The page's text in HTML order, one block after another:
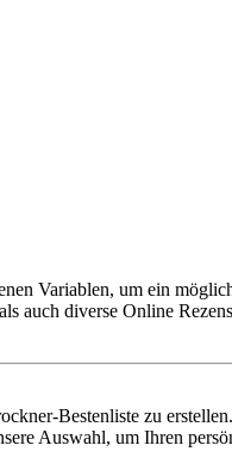
Variablen, um ein
auch diverse Online
Bestenliste zu
Auswahl, um Ihren